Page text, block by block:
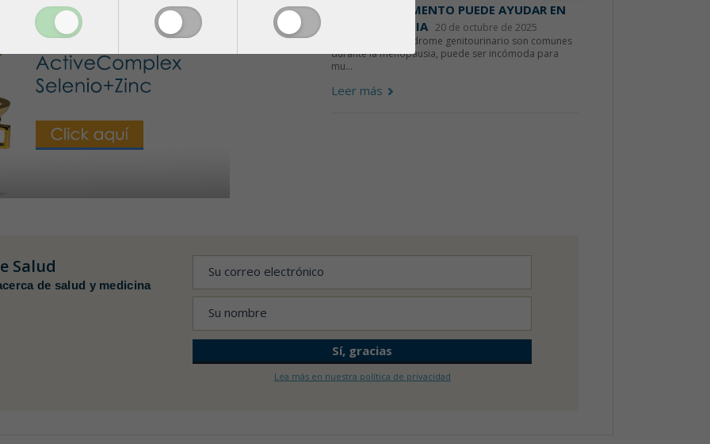
ESTE COMPLEMENTO PUEDE AYUDAR EN
LA MENOPAUSIA 20 de octubre de 2025
La sequedad y síndrome genitourinario son comunes
durante la menopausia, puede ser incómoda para
mu...
Leer más
Salud
de salud y medicina
Lea más en nuestra política de privacidad